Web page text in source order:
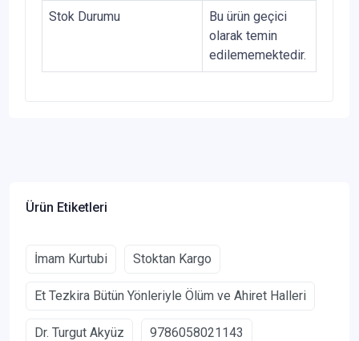
Stok Durumu
Bu ürün geçici
olarak temin
edilememektedir.
Ürün Etiketleri
İmam Kurtubi Stoktan Kargo
Et Tezkira Bütün Yönleriyle Ölüm ve Ahiret Halleri
Dr. Turgut Akyüz 9786058021143